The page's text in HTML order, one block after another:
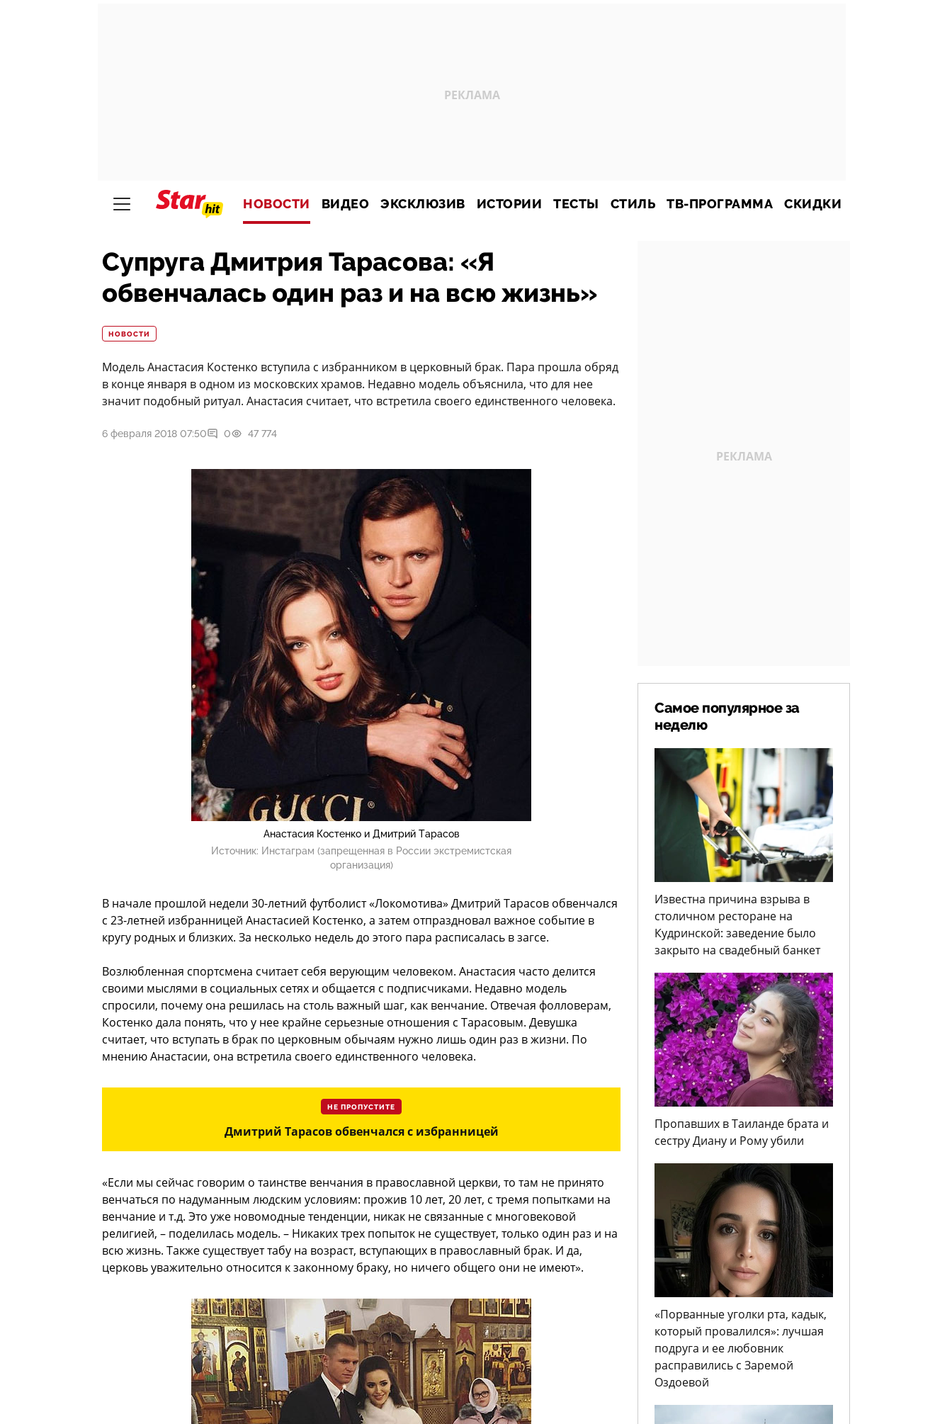
НОВОСТИ ВИДЕО ЭКСКЛЮЗИВ ИСТОРИИ ТЕСТЫ СТИЛЬ ТВ-ПРОГРАММА СКИДКИ
Супруга Дмитрия Тарасова: «Я
обвенчалась один раз и на всю жизнь»
НОВОСТИ
Модель Анастасия Костенко вступила с избранником в церковный брак. Пара прошла обряд
в конце января в одном из московских храмов. Недавно модель объяснила, что для нее
значит подобный ритуал. Анастасия считает, что встретила своего единственного человека.
6 февраля 2018 07:50 0 47 774
Анастасия Костенко и Дмитрий Тарасов
Источник: Инстаграм (запрещенная в России экстремистская
организация)
В начале прошлой недели 30-летний футболист «Локомотива» Дмитрий Тарасов обвенчался
с 23-летней избранницей Анастасией Костенко, а затем отпраздновал важное событие в
кругу родных и близких. За несколько недель до этого пара расписалась в загсе.
Возлюбленная спортсмена считает себя верующим человеком. Анастасия часто делится
своими мыслями в социальных сетях и общается с подписчиками. Недавно модель
спросили, почему она решилась на столь важный шаг, как венчание. Отвечая фолловерам,
Костенко дала понять, что у нее крайне серьезные отношения с Тарасовым. Девушка
считает, что вступать в брак по церковным обычаям нужно лишь один раз в жизни. По
мнению Анастасии, она встретила своего единственного человека.
НЕ ПРОПУСТИТЕ
Дмитрий Тарасов обвенчался с избранницей
«Если мы сейчас говорим о таинстве венчания в православной церкви, то там не принято
венчаться по надуманным людским условиям: прожив 10 лет, 20 лет, с тремя попытками на
венчание и т.д. Это уже новомодные тенденции, никак не связанные с многовековой
религией, – поделилась модель. – Никаких трех попыток не существует, только один раз и на
всю жизнь. Также существует табу на возраст, вступающих в православный брак. И да,
церковь уважительно относится к законному браку, но ничего общего они не имеют».
Самое популярное за
неделю
Известна причина взрыва в
столичном ресторане на
Кудринской: заведение было
закрыто на свадебный банкет
Пропавших в Таиланде брата и
сестру Диану и Рому убили
«Порванные уголки рта, кадык,
который провалился»: лучшая
подруга и ее любовник
расправились с Заремой
Оздоевой